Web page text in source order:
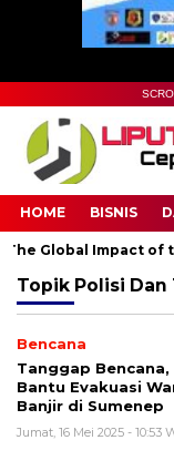
HOME BISNIS
Global Impact of
Topik Polisi Dan
Bencana
Tanggap Bencana,
Bantu Evakuasi
Banjir di Sumenep
Jumat, 16 Mei 2025 - 10:53